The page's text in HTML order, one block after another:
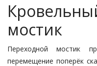
мостик
Переходной мостик
перемещение поперёк